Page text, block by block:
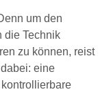
um den
die Technik
zu können, reist
eine